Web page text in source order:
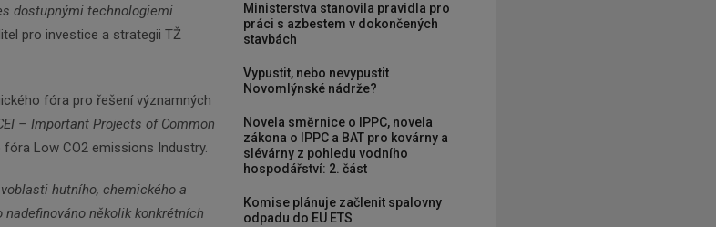
dostupnými technologiemi
pro investice a strategii TŽ
fóra pro řešení významných
– Important Projects of Common
Low CO2 emissions Industry.
oblasti hutního, chemického a
několik konkrétních
Ministerstva stanovila pravidla pro
práci s azbestem v dokončených
stavbách
Vypustit, nebo nevypustit
Novomlýnské nádrže?
Novela směrnice o IPPC, novela
zákona o IPPC a BAT pro kovárny a
slévárny z pohledu vodního
hospodářství: 2. část
Komise plánuje začlenit spalovny
odpadu do EU ETS